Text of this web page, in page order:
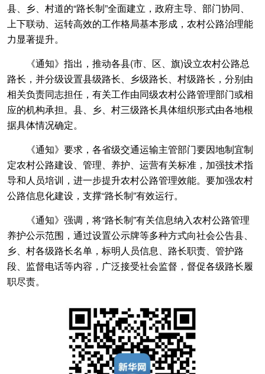
县、乡、村道的“路长制”全面建立，政府主导、部门协同、
上下联动、运转高效的工作格局基本形成，农村公路治理能
力显著提升。
《通知》指出，推动各县(市、区、旗)设立农村公路总
路长，并分级设置县级路长、乡级路长、村级路长，分别由
相关负责同志担任，有关工作由同级农村公路管理部门或相
应的机构承担。县、乡、村三级路长具体组织形式由各地根
据具体情况确定。
《通知》要求，各省级交通运输主管部门要因地制宜制
定农村公路建设、管理、养护、运营有关标准，加强技术指
导和人员培训，进一步提升农村公路管理效能。要加强农村
公路信息化建设，支撑“路长制”有效运行。
《通知》强调，将“路长制”有关信息纳入农村公路管理
养护公示范围，通过设置公示牌等多种方式向社会公告县、
乡、村各级路长名单，标明人员信息、路长职责、管护路
段、监督电话等内容，广泛接受社会监督，督促各级路长履
职尽责。